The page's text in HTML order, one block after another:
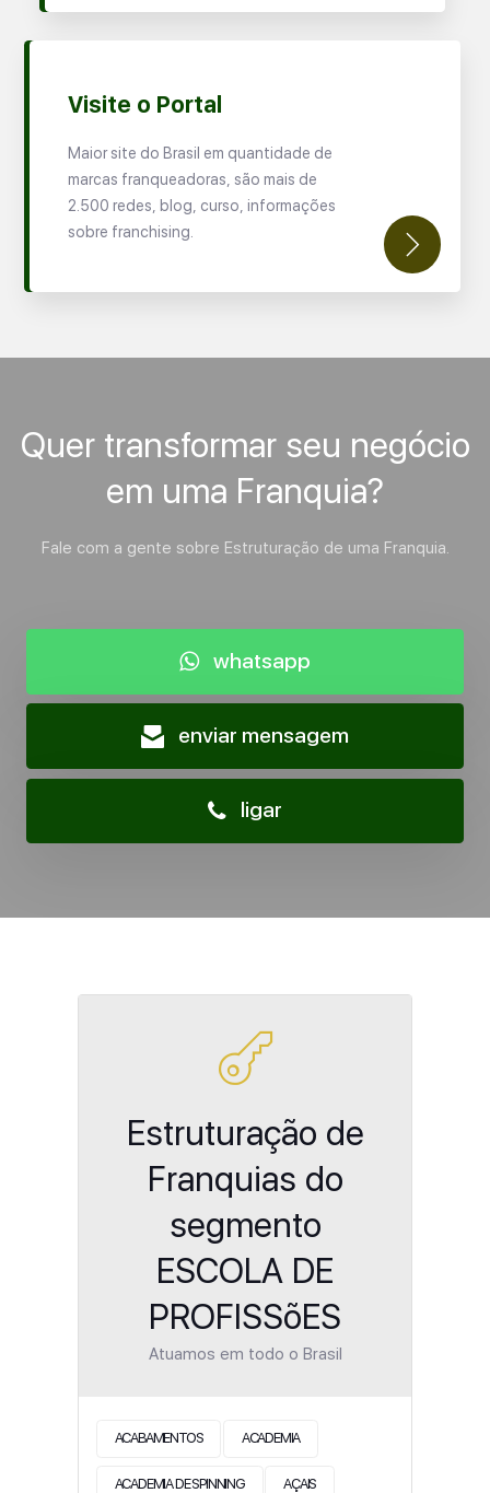
Visite o Portal
Maior site do Brasil em quantidade de
marcas franqueadoras, são mais de
2.500 redes, blog, curso, informações
sobre franchising.
Quer transformar seu negócio
em uma Franquia?
Fale com a gente sobre Estruturação de uma Franquia.
whatsapp
enviar mensagem
ligar
Estruturação de
Franquias do
segmento
ESCOLA DE
PROFISSõES
Atuamos em todo o Brasil
ACABAMENTOS ACADEMIA
ACADEMIA DE SPINNING AÇAIS